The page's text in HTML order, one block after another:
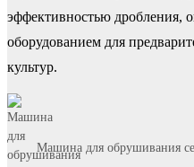
эффективностью дробления,
оборудованием для
культур.
Машина для обрушивания